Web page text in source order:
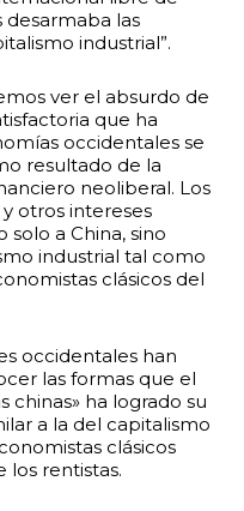
las
industrial”.
ver el absurdo de
que ha
occidentales se
resultado de la
neoliberal. Los
otros intereses
a China, sino
industrial tal como
clásicos del
occidentales han
las formas que el
chinas» ha logrado su
a la del capitalismo
clásicos
los rentistas.